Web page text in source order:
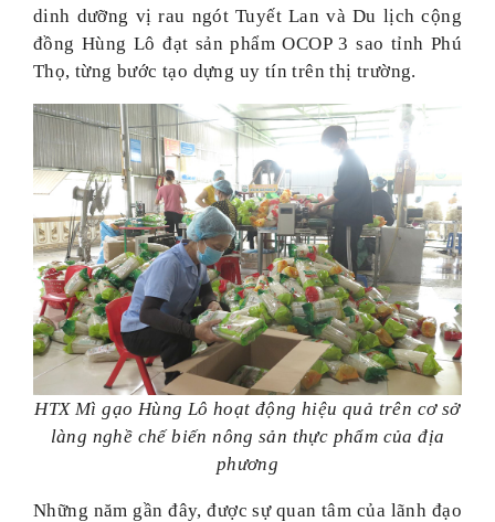
dinh dưỡng vị rau ngót Tuyết Lan và Du lịch cộng
đồng Hùng Lô đạt sản phẩm OCOP 3 sao tỉnh Phú
Thọ, từng bước tạo dựng uy tín trên thị trường.
HTX Mì gạo Hùng Lô hoạt động hiệu quả trên cơ sở
làng nghề chế biến nông sản thực phẩm của địa
phương
Những năm gần đây, được sự quan tâm của lãnh đạo